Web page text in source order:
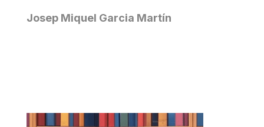
Josep Miquel Garcia Martín